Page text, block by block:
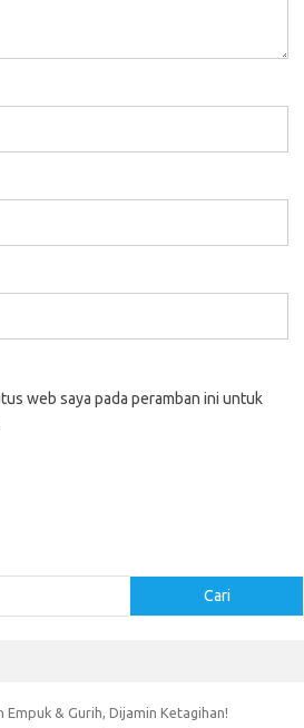
web saya pada peramban ini untuk
Cari
Empuk & Gurih, Dijamin Ketagihan!